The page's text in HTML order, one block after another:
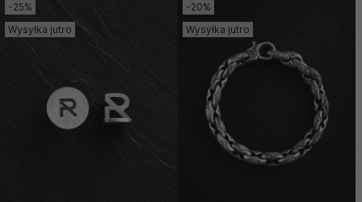
-25%
Wysyłka jutro
-20%
Wysyłka jutro